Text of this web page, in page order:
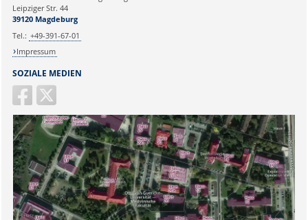
SOZIALE MEDIEN
Leipziger Str. 44
39120 Magdeburg
Tel.: +49-391-67-01
Impressum